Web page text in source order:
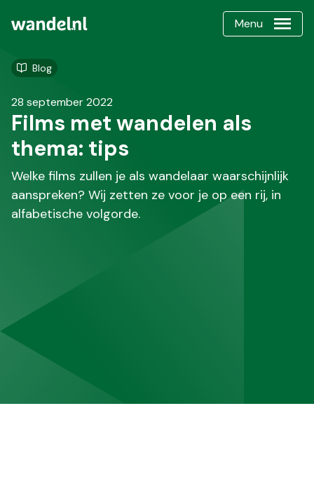
Menu
Blog
28 september 2022
Films met wandelen als
thema: tips
Welke films zullen je als wandelaar waarschijnlijk
aanspreken? Wij zetten ze voor je op een rij, in
alfabetische volgorde.